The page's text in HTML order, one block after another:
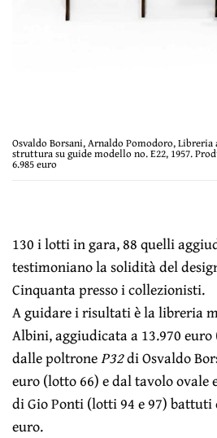
Osvaldo Borsani, Arnaldo Pomodoro,
struttura su guide modello no. E22, 1957.
6.985 euro
130 i lotti in gara, 88 quelli
testimoniano la solidità del
Cinquanta presso i collezionisti.
A guidare i risultati è la libreria
Albini, aggiudicata a 13.970
dalle poltroneP32di Osvaldo
euro (lotto 66) e dal tavolo ovale
di Gio Ponti (lotti 94 e 97) battuti
euro.